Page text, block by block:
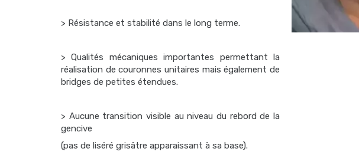
> Résistance et stabilité dans le long terme.
> Qualités mécaniques importantes permettant la
réalisation de couronnes unitaires mais également de
bridges de petites étendues.
> Aucune transition visible au niveau du rebord de la
gencive
(pas de liséré grisâtre apparaissant à sa base).